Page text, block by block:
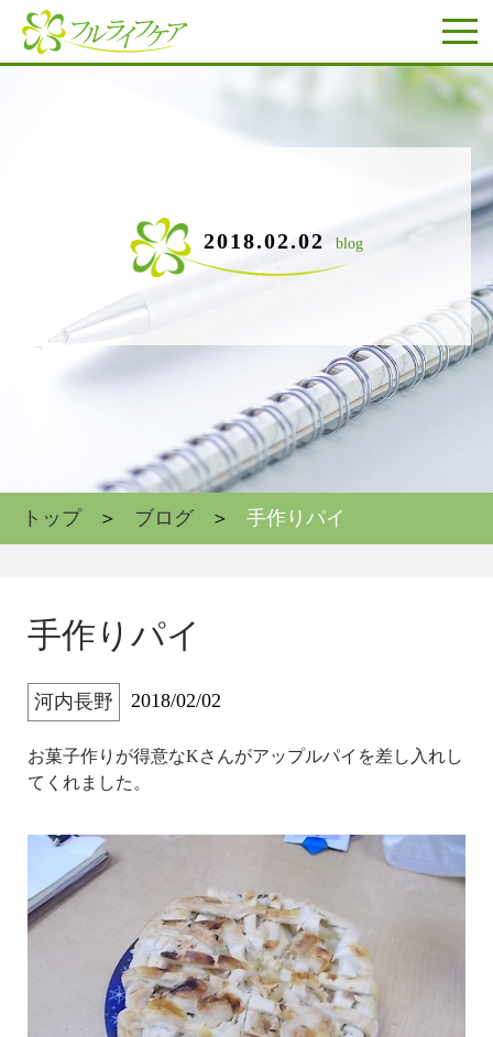
2018.02.02 blog
トップ ブログ 手作りパイ
手作りパイ
河内長野 2018/02/02
お菓子作りが得意なKさんがアップルパイを差し入れし
てくれました。